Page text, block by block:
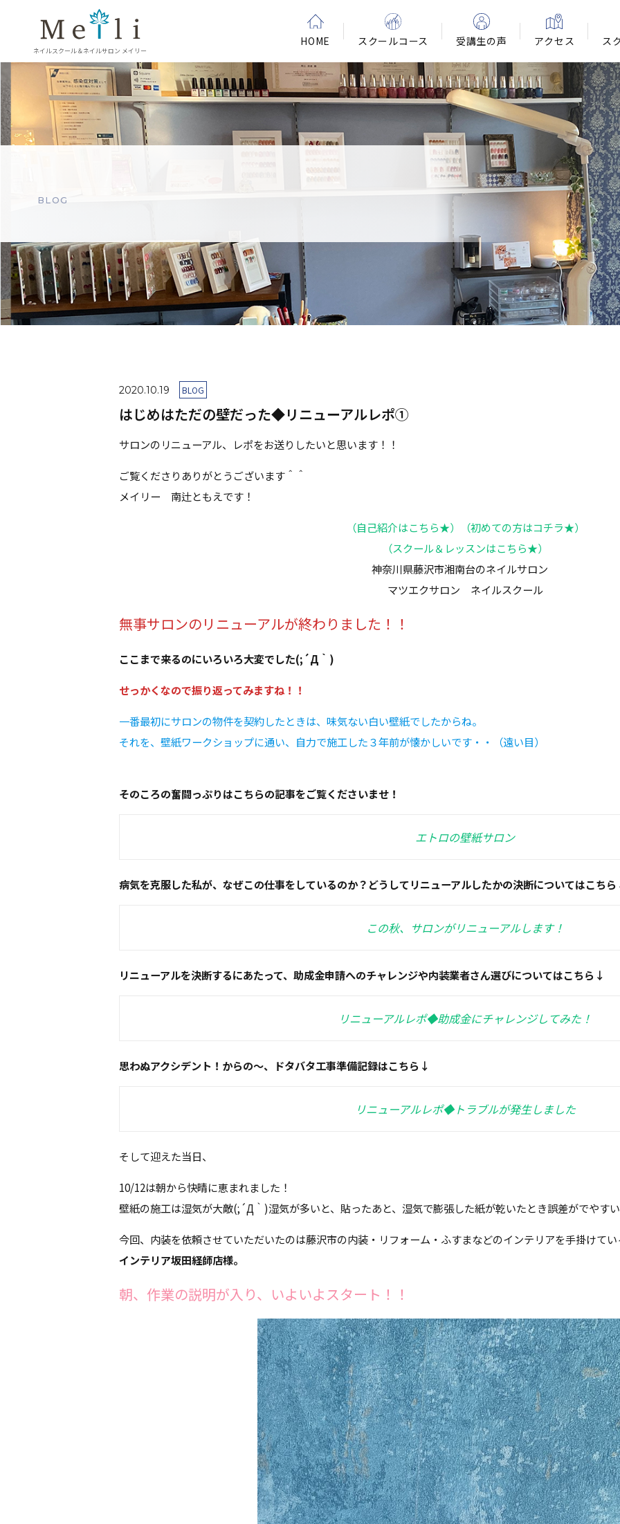
ネイルスクール＆ネイルサロン メイリー
HOME スクールコース 受講生の声 アクセス ス
BLOG
2020.10.19 BLOG
はじめはただの壁だった◆リニューアルレポ①
サロンのリニューアル、レポをお送りしたいと思います！！
ご覧くださりありがとうございます＾＾
メイリー 南辻ともえです！
（自己紹介はこちら★）
（初めての方はコチラ★）
（スクール＆レッスンはこちら★）
神奈川県藤沢市湘南台のネイルサロン
マツエクサロン ネイルスクール
無事サロンのリニューアルが終わりました！！
ここまで来るのにいろいろ大変でした(;´Д｀)
せっかくなので振り返ってみますね！！
一番最初にサロンの物件を契約したときは、味気ない白い壁紙でしたからね。
それを、壁紙ワークショップに通い、自力で施工した３年前が懐かしいです・・（遠い目）
そのころの奮闘っぷりはこちらの記事をご覧くださいませ！
エトロの壁紙サロン
病気を克服した私が、なぜこの仕事をしているのか？どうしてリニューアルしたかの決断についてはこち
この秋、サロンがリニューアルします！
リニューアルを決断するにあたって、助成金申請へのチャレンジや内装業者さん選びについてはこちら↓
リニューアルレポ◆助成金にチャレンジしてみた！
思わぬアクシデント！からの～、ドタバタ工事準備記録はこちら↓
リニューアルレポ◆トラブルが発生しました
そして迎えた当日、
10/12は朝から快晴に恵まれました！
壁紙の施工は湿気が大敵(;´Д｀)湿気が多いと、貼ったあと、湿気で膨張した紙が乾いたとき誤差がでやす
今回、内装を依頼させていただいたのは藤沢市の内装・リフォーム・ふすまなどのインテリアを手掛けて
インテリア坂田経師店様。
朝、作業の説明が入り、いよいよスタート！！